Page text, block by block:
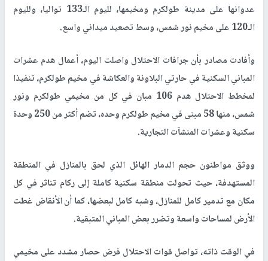
عدوانها على مدينة طولكرم ومخيمها، لليوم الـ133 تواليا، ولليوم
الـ120 على مخيم نور شمس، وسط تصعيد ميداني واسع.
وأفادت مصادر بأن جرافات الاحتلال واصلت اليوم، أعمال هدم عشرات
المباني السكنية في حارتي البلاونة والعكاشة في مخيم طولكرم، تنفيذا
لمخطط الاحتلال هدم 106 مبان في كل من مخيمي طولكرم ونور
شمس، منها 58 مبنى في مخيم طولكرم وحده، تضم أكثر من 250 وحدة
سكنية وعشرات المنشآت التجارية.
ووثق مواطنون حجم الدمار الهائل الذي لحق بالمنازل في المنطقة
المستهدفة، حيث تحولت منطقة سكنية كاملة إلى ركام تناثر في كل
مكان مع تدمير كامل للمنازل، وشبه كامل لبعضها، كما أن الأنقاض غطت
الأرض لمساحات واسعة وتضرر بعض المباني المتبقية.
في الوقت ذاته، تواصل قوات الاحتلال فرض حصار مشدد على مخيمي